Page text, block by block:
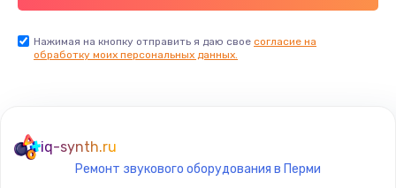
Нажимая на кнопку отправить я даю свое согласие на
обработку моих персональных данных.
iq-synth.ru
Ремонт звукового оборудования в Перми